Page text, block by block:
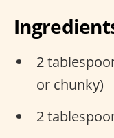
2
or chunky)
2